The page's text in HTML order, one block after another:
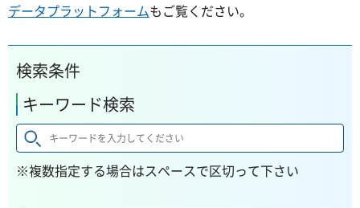
データプラットフォームもご覧ください。
検索条件
キーワード検索
※複数指定する場合はスペースで区切って下さい